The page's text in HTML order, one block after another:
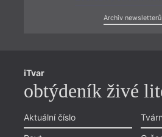
Archiv newsletterů
iTvar
obtýdeník živé
Aktuální číslo